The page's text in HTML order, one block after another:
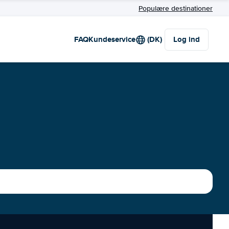
Populære destinationer
FAQKundeservice (DK) Log ind